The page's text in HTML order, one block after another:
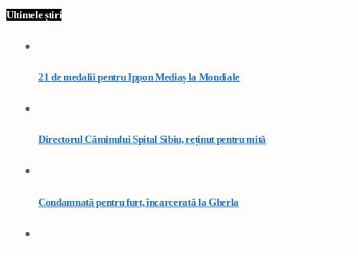
Ultimele știri
21 de medalii pentru Ippon Mediaș la Mondiale
Directorul Căminului Spital Sibiu, reținut pentru mită
Condamnată pentru furt, încarcerată la Gherla